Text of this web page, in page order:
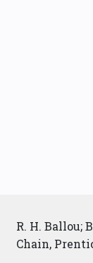
R. H. Ballou;
Chain,